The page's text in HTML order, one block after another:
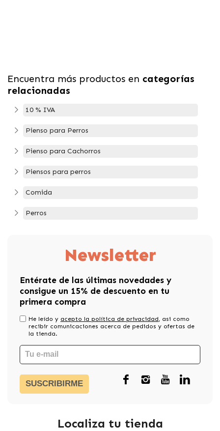
Encuentra más productos en categorías
relacionadas
10 % IVA
Pienso para Perros
Pienso para Cachorros
Piensos para perros
Comida
Perros
Newsletter
Entérate de las últimas novedades y
consigue un 15% de descuento en tu
primera compra
He leído y acepto la política de privacidad, asi como
recibir comunicaciones acerca de pedidos y ofertas de
la tienda.
SUSCRIBIRME
Localiza tu tienda